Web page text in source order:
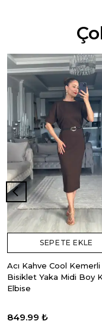
SEPETE EKLE
Acı Kahve Cool Kemerli
Bisiklet Yaka Midi Boy
Elbise
849.99 ₺